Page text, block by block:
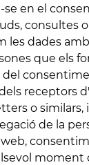
se en el
consultes
les dades
que els
receptors
o
de la
moment